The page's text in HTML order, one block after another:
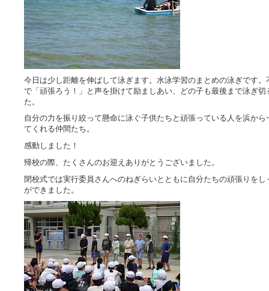
今日は少し距離を伸ばして泳ぎます。水泳学習のまとめの泳ぎです。
で「頑張ろう！」と声を掛けて励ましあい、どの子も最後まで泳ぎ切
た。
自分の力を振り絞って懸命に泳ぐ子供たちと頑張っている人を浜か
てくれる仲間たち。
感動しました！
帰校の際、たくさんのお迎えありがとうございました。
閉校式では実行委員さんへのねぎらいとともに自分たちの頑張りをし
ができました。